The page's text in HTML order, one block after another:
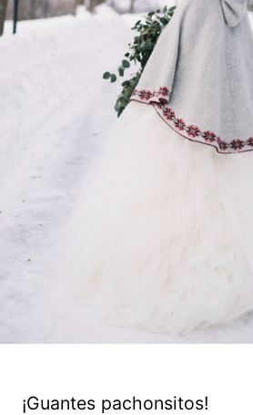
¡Guantes pachonsitos!